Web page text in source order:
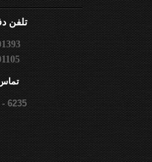
تلفن
6235